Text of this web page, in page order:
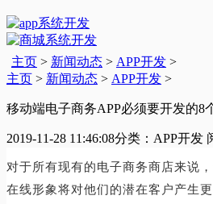
主页> 新闻动态> APP开发>
主页 > 新闻动态 > APP开发 >
移动端电子商务APP必须要开发的8
2019-11-28 11:46:08分类：APP开发
对于所有现有的电子商务商店来说
在线形象将对他们的潜在客户产生